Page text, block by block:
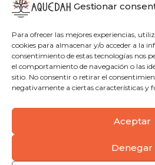
Gestionar
Para ofrecer las mejores experiencias,
cookies para almacenar y/o acceder a la
consentimiento de estas tecnologías nos
el comportamiento de navegación o las
sitio. No consentir o retirar el
negativamente a ciertas características y
Aceptar
Denegar
CONTACTO
C/ Nuestra Señora de las
Valencia
963 91 18 21
622 51 01 09
info@aquedah.com
Política de privacidad